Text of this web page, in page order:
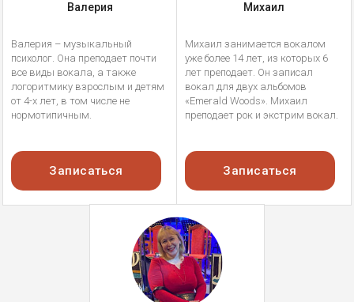
Валерия
Валерия – музыкальный
психолог. Она преподает почти
все виды вокала, а также
логоритмику взрослым и детям
от 4-х лет, в том числе не
нормотипичным.
Записаться
Михаил
Михаил занимается вокалом
уже более 14 лет, из которых 6
лет преподает. Он записал
вокал для двух альбомов
«Emerald Woods». Михаил
преподает рок и экстрим вокал.
Записаться